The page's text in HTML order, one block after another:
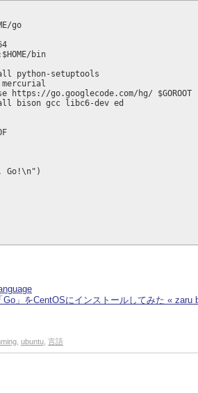
go
bin
python-setuptools
go.googlecode.com/hg/ $GOROOT
bison gcc libc6-dev ed
」をCentOSにインストールしてみた « zaru
, ubuntu, 言語